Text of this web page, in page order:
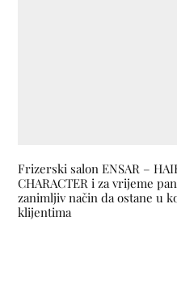
Frizerski salon ENSAR –
CHARACTER i za vrijeme
zanimljiv način da ostane u
klijentima